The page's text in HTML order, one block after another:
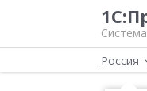
Россия